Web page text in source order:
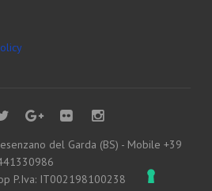
del Garda (BS) - Mobile +39
P.Iva: IT002198100238